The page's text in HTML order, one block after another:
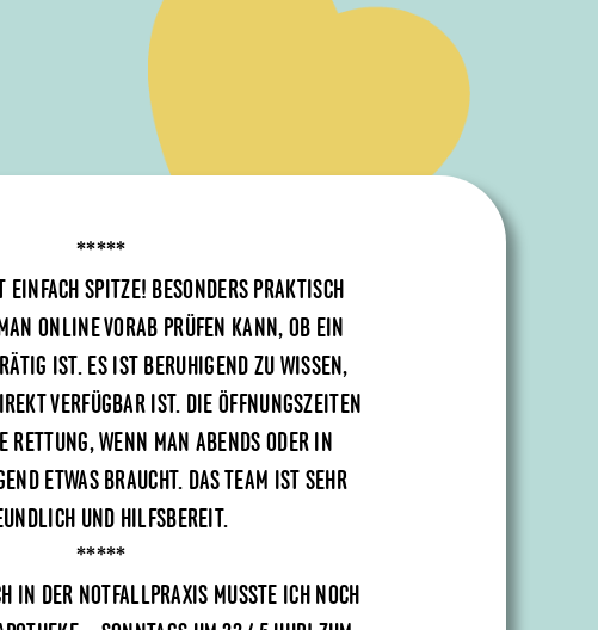
*****
EINFACH SPITZE! BESONDERS PRAKTISCH
ONLINE VORAB PRÜFEN KANN, OB EIN
IST. ES IST BERUHIGEND ZU WISSEN,
VERFÜGBAR IST. DIE ÖFFNUNGSZEITEN
RETTUNG, WENN MAN ABENDS ODER IN
ETWAS BRAUCHT. DAS TEAM IST SEHR
UND HILFSBEREIT.
*****
IN DER NOTFALLPRAXIS MUSSTE ICH NOCH